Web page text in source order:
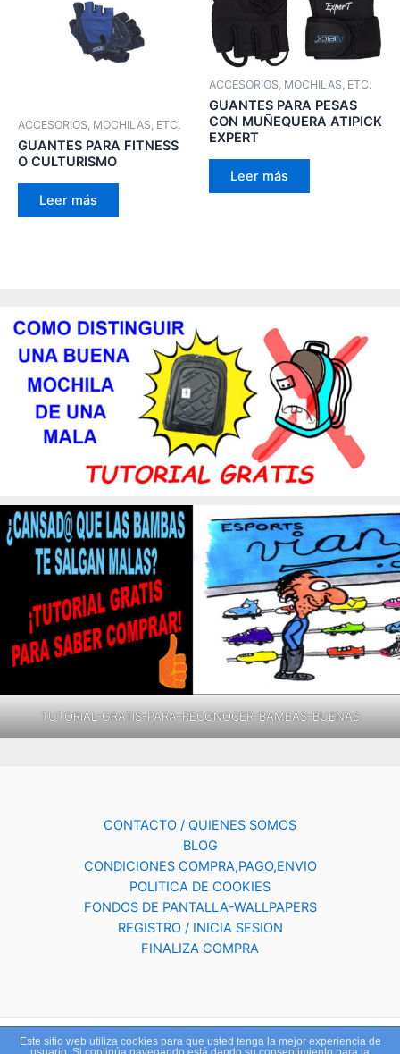
ACCESORIOS, MOCHILAS, ETC.
GUANTES PARA FITNESS
O CULTURISMO
Leer más
ACCESORIOS, MOCHILAS, ETC.
GUANTES PARA PESAS
CON MUÑEQUERA ATIPICK
EXPERT
Leer más
TUTORIAL-GRATIS-PARA-RECONOCER-BAMBAS-BUENAS
CONTACTO / QUIENES SOMOS
BLOG
CONDICIONES COMPRA,PAGO,ENVIO
POLITICA DE COOKIES
FONDOS DE PANTALLA-WALLPAPERS
REGISTRO / INICIA SESION
FINALIZA COMPRA
Copyright © 2026 ESPORTSVIAN.COM | Powered byTema Astra
Este sitio web utiliza cookies para que usted tenga la mejor experiencia de